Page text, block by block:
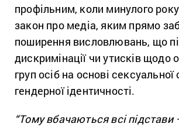
профільним, коли минулого
закон про медіа, яким прямо
поширення висловлювань, що
дискримінації чи утисків щодо
груп осіб на основі сексуальної
гендерної ідентичності.
“Тому вбачаються всі підстави